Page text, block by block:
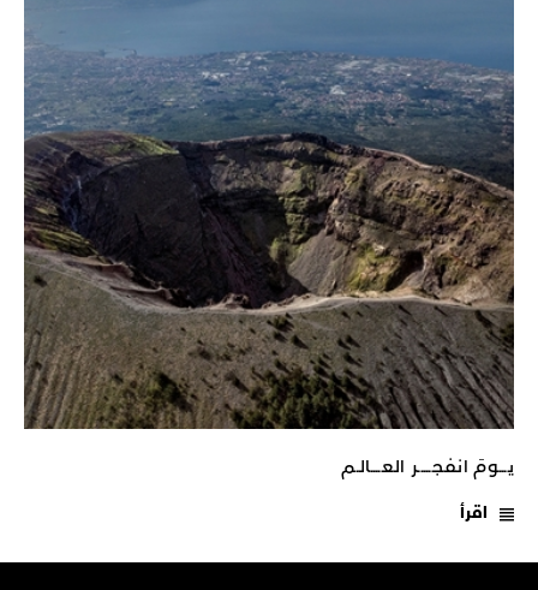
يـــومَ انفجـــــر العــــالـم
اقرأ